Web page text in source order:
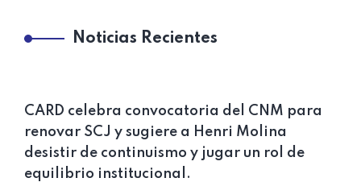
Noticias Recientes
CARD celebra convocatoria del CNM para
renovar SCJ y sugiere a Henri Molina
desistir de continuismo y jugar un rol de
equilibrio institucional.